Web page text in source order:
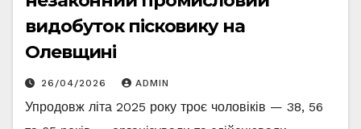
видобуток пісковику на
Олевщині
26/04/2026 ADMIN
Упродовж літа 2025 року троє чоловіків — 38, 56